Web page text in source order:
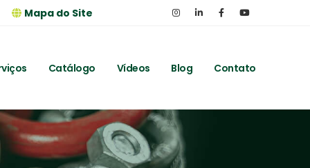
Mapa do Site
Catálogo Vídeos Blog Contato